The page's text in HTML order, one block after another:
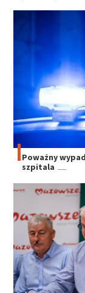
Poważny
szpitala